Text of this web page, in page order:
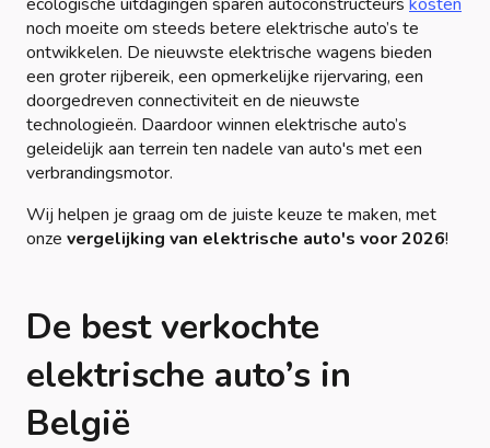
noch moeite om steeds betere elektrische auto’s te
ontwikkelen. De nieuwste elektrische wagens bieden
een groter rijbereik, een opmerkelijke rijervaring, een
doorgedreven connectiviteit en de nieuwste
technologieën. Daardoor winnen elektrische auto’s
geleidelijk aan terrein ten nadele van auto's met een
verbrandingsmotor.
Wij helpen je graag om de juiste keuze te maken, met
onze vergelijking van elektrische auto's voor 2026!
De best verkochte
elektrische auto’s in
België